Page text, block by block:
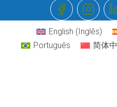
English (Inglês)
Português
简体